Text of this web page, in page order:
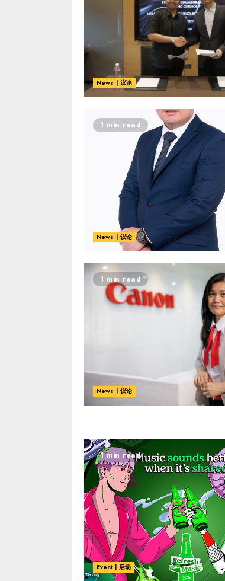
News | 议论
1 min read
News | 议论
1 min read
News | 议论
1 min read
Event | 活动